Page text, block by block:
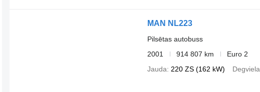
MAN NL223
Pilsētas autobuss
2001
914 807 km
Euro 2
Jauda
220 ZS (162 kW) Degviela